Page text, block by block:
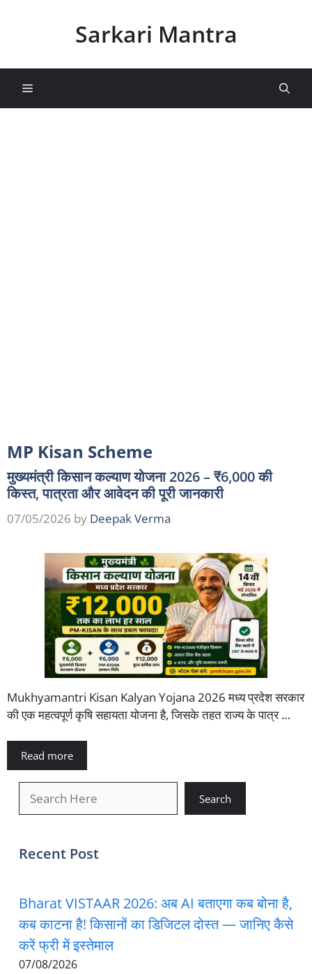
Sarkari Mantra
Menu
MP Kisan Scheme
मुख्यमंत्री किसान कल्याण योजना 2026 – ₹6,000 की
किस्त, पात्रता और आवेदन की पूरी जानकारी
07/05/2026 by Deepak Verma
Mukhyamantri Kisan Kalyan Yojana 2026 मध्य प्रदेश सरकार
की एक महत्वपूर्ण कृषि सहायता योजना है, जिसके तहत राज्य के पात्र …
Read more
Search
Recent Post
Bharat VISTAAR 2026: अब AI बताएगा कब बोना है,
कब काटना है! किसानों का डिजिटल दोस्त — जानिए कैसे
करें फ्री में इस्तेमाल
07/08/2026